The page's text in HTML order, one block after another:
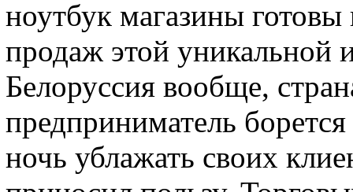
ноутбук магазины готовы
продаж этой уникальной
Белоруссия вообще,
предприниматель
ночь ублажать своих